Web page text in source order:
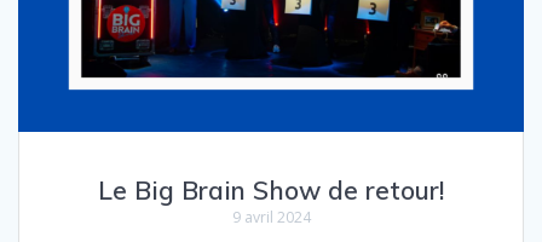
Le Big Brain Show de retour!
9 avril 2024